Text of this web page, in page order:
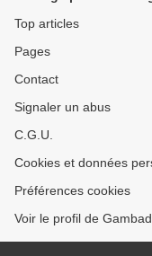
Top articles
Pages
Contact
Signaler un abus
C.G.U.
Cookies et données
Préférences cookies
Voir le profil de